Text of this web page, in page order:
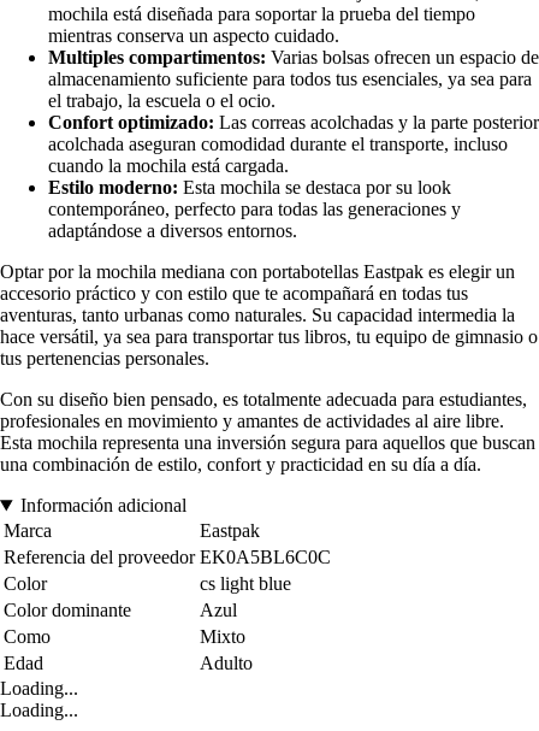
mochila está diseñada para soportar la prueba del tiempo
mientras conserva un aspecto cuidado.
Multiples compartimentos: Varias bolsas ofrecen un espacio de
almacenamiento suficiente para todos tus esenciales, ya sea para
el trabajo, la escuela o el ocio.
Confort optimizado: Las correas acolchadas y la parte posterior
acolchada aseguran comodidad durante el transporte, incluso
cuando la mochila está cargada.
Estilo moderno: Esta mochila se destaca por su look
contemporáneo, perfecto para todas las generaciones y
adaptándose a diversos entornos.
Optar por la mochila mediana con portabotellas Eastpak es elegir un
accesorio práctico y con estilo que te acompañará en todas tus
aventuras, tanto urbanas como naturales. Su capacidad intermedia la
hace versátil, ya sea para transportar tus libros, tu equipo de gimnasio o
tus pertenencias personales.
Con su diseño bien pensado, es totalmente adecuada para estudiantes,
profesionales en movimiento y amantes de actividades al aire libre.
Esta mochila representa una inversión segura para aquellos que buscan
una combinación de estilo, confort y practicidad en su día a día.
Información adicional
Marca
Eastpak
Referencia del proveedor EK0A5BL6C0C
Color
cs light blue
Color dominante
Azul
Como
Mixto
Edad
Adulto
Loading...
Loading...